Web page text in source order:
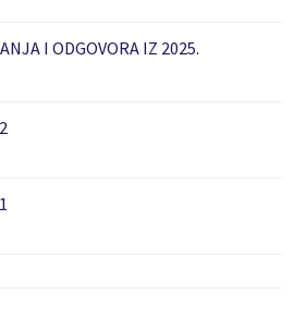
I ODGOVORA IZ 2025.